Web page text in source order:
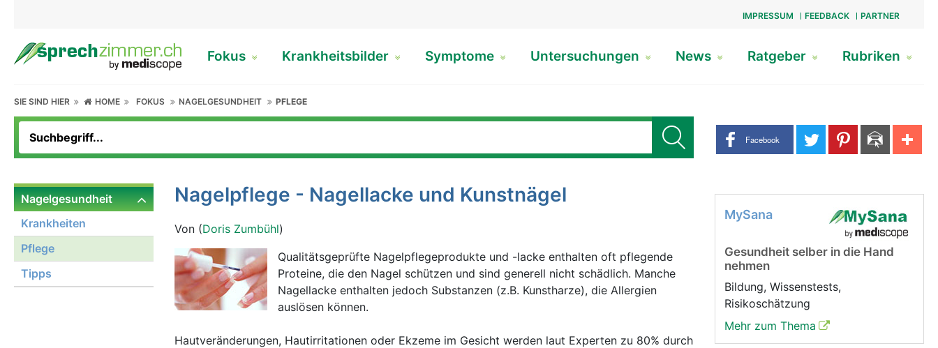
IMPRESSUM FEEDBACK PARTNER
Fokus Krankheitsbilder Symptome Untersuchungen News Ratgeber Rubriken
SIE SIND HIER HOME FOKUS NAGELGESUNDHEIT PFLEGE
Share buttons
Facebook
Nagelgesundheit
Krankheiten
Pflege
Tipps
Nagelpflege - Nagellacke und Kunstnägel
Von (Doris Zumbühl)
Qualitätsgeprüfte Nagelpflegeprodukte und -lacke enthalten oft pflegende
Proteine, die den Nagel schützen und sind generell nicht schädlich. Manche
Nagellacke enthalten jedoch Substanzen (z.B. Kunstharze), die Allergien
auslösen können.
Hautveränderungen, Hautirritationen oder Ekzeme im Gesicht werden laut Experten zu 80% durch
MySana
Gesundheit selber in die Hand
nehmen
Bildung, Wissenstests,
Risikoschätzung
Mehr zum Thema